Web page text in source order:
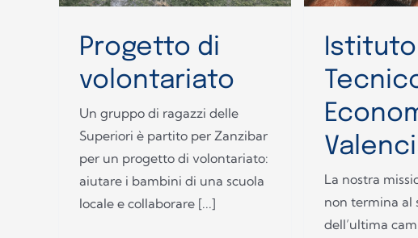
Progetto di
volontariato
Un gruppo di ragazzi delle
Superiori è partito per Zanzibar
per un progetto di volontariato:
aiutare i bambini di una scuola
locale e collaborare [...]
Istituto
La nostra
non termina al
dell’ultima